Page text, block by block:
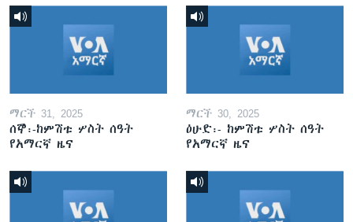
ማርች 31, 2025
ሰኞ፡-ከምሽቱ ሦስት ሰዓት
የአማርኛ ዜና
ማርች 30, 2025
ዕሁድ፡- ከምሽቱ ሦስት ሰዓት
የአማርኛ ዜና